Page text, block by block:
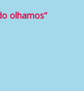
olhamos”